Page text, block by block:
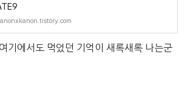
기에서도 먹었던 기억이 새록새록 나는군